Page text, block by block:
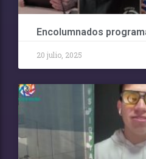
Encolumnados
20 julio, 2025